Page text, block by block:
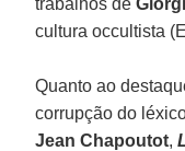
cultura occultista
Quanto ao
corrupção do
Jean Chapoutot,